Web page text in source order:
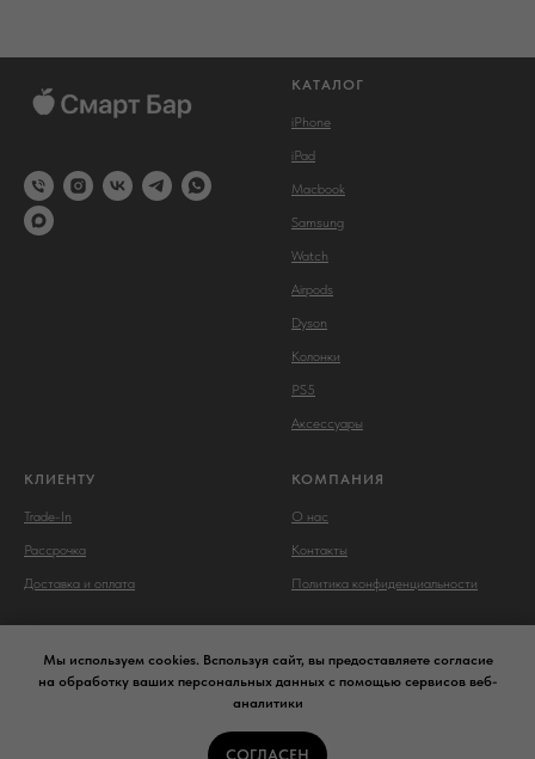
КАТАЛОГ
iPhone
iPad
Macbook
Samsung
Watch
Airpods
Dyson
Колонки
PS5
Аксессуары
КЛИЕНТУ
Trade-In
Рассрочка
Доставка и оплата
КОМПАНИЯ
О нас
Контакты
Политика конфиденциальности
Сайт носит сугубо информационный характер и не является
определяемой Статьей 437 (2) ГК РФ.
Мы используем cookies. Bспользуя сайт, вы предоставляете согласие
на обработку ваших персональных данных с помощью сервисов веб-
аналитики
СОГЛАСЕН